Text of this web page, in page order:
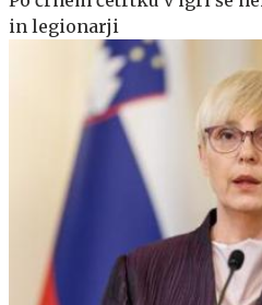
in legionarji